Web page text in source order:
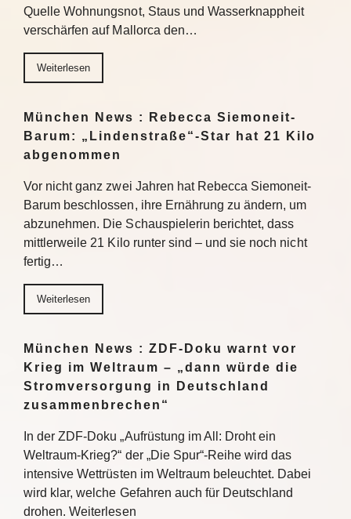
Quelle Wohnungsnot, Staus und Wasserknappheit
verschärfen auf Mallorca den…
Weiterlesen
München News : Rebecca Siemoneit-
Barum: „Lindenstraße“-Star hat 21 Kilo
abgenommen
Vor nicht ganz zwei Jahren hat Rebecca Siemoneit-
Barum beschlossen, ihre Ernährung zu ändern, um
abzunehmen. Die Schauspielerin berichtet, dass
mittlerweile 21 Kilo runter sind – und sie noch nicht
fertig…
Weiterlesen
München News : ZDF-Doku warnt vor
Krieg im Weltraum – „dann würde die
Stromversorgung in Deutschland
zusammenbrechen“
In der ZDF-Doku „Aufrüstung im All: Droht ein
Weltraum-Krieg?“ der „Die Spur“-Reihe wird das
intensive Wettrüsten im Weltraum beleuchtet. Dabei
wird klar, welche Gefahren auch für Deutschland
drohen. Weiterlesen